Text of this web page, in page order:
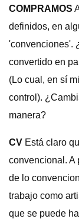
COMPRAMOS
definidos, en
'convenciones'.
convertido en
(Lo cual, en sí
control).
manera?
CV Está claro
convencional. A
de lo
trabajo como
que se puede